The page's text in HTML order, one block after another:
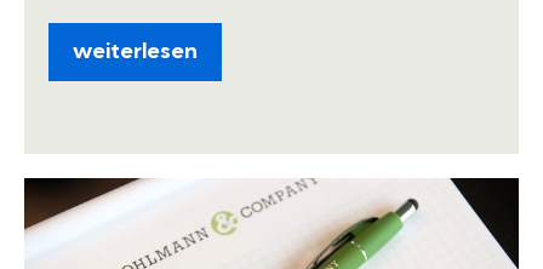
weiterlesen